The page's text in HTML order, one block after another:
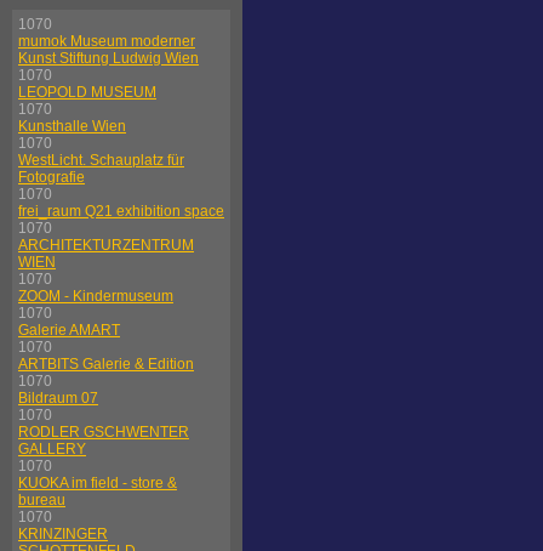
1070
mumok Museum moderner
Kunst Stiftung Ludwig Wien
1070
LEOPOLD MUSEUM
1070
Kunsthalle Wien
1070
WestLicht. Schauplatz für
Fotografie
1070
frei_raum Q21 exhibition space
1070
ARCHITEKTURZENTRUM
WIEN
1070
ZOOM - Kindermuseum
1070
Galerie AMART
1070
ARTBITS Galerie & Edition
1070
Bildraum 07
1070
RODLER GSCHWENTER
GALLERY
1070
KUOKA im field - store &
bureau
1070
KRINZINGER